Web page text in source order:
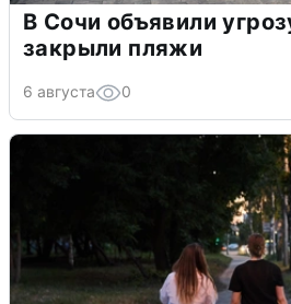
В Сочи объявили
закрыли пляжи
6 августа 0